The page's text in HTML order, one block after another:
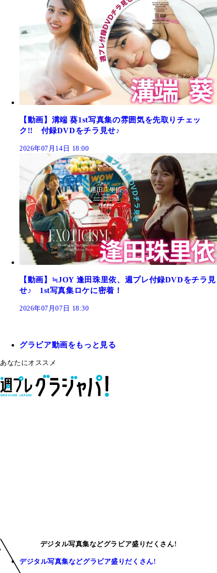
【動画】溝端 葵1st写真集の雰囲気を先取りチェッ
ク!! 付録DVDをチラ見せ♪
2026年07月14日 18:00
【動画】≒JOY 逢田珠里依、週プレ付録DVDをチラ見
せ♪ 1st写真集ロケに密着！
2026年07月07日 18:30
グラビア動画をもっと見る
あなたにオススメ
デジタル写真集などグラビア盛りだくさん!
デジタル写真集などグラビア盛りだくさん!